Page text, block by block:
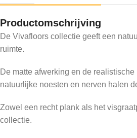
Productomschrijving
De Vivafloors collectie geeft een
ruimte.
De matte afwerking en de realistische
natuurlijke noesten en nerven halen
Zowel een recht plank als het
collectie.